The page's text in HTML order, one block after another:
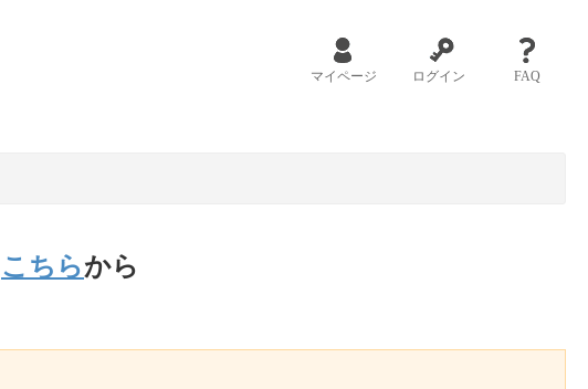
マイページ ログイン FAQ
こちらから